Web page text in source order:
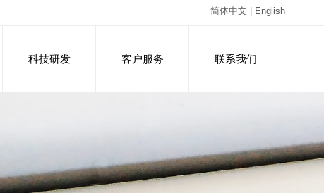
简体中文 English
科技研发 客户服务 联系我们